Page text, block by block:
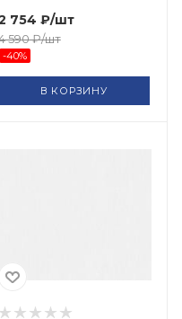
754 ₽/шт
590₽/шт
-40%
В КОРЗИНУ